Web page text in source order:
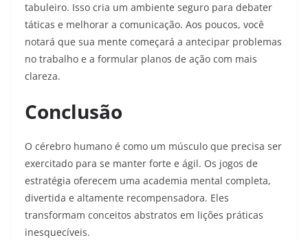
tabuleiro. Isso cria um ambiente seguro para debater
táticas e melhorar a comunicação. Aos poucos, você
notará que sua mente começará a antecipar problemas
no trabalho e a formular planos de ação com mais
clareza.
Conclusão
O cérebro humano é como um músculo que precisa ser
exercitado para se manter forte e ágil. Os jogos de
estratégia oferecem uma academia mental completa,
divertida e altamente recompensadora. Eles
transformam conceitos abstratos em lições práticas
inesquecíveis.